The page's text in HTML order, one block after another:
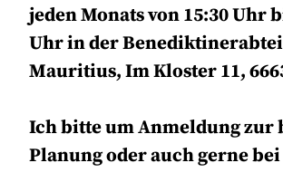
jeden Monats von 15:30 Uhr
Uhr in der Benediktinerabtei
Mauritius, Im Kloster 11,
Ich bitte um Anmeldung zur
Planung oder auch gerne bei